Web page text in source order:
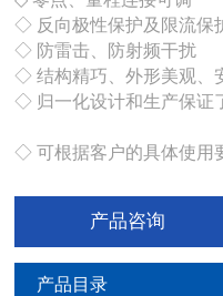
◇ 反向极性保护及限流保
◇ 防雷击、防射频干扰
◇ 结构精巧、外形美观、
◇ 归一化设计和生产保证
◇ 可根据客户的具体使用
产品咨询
产品目录